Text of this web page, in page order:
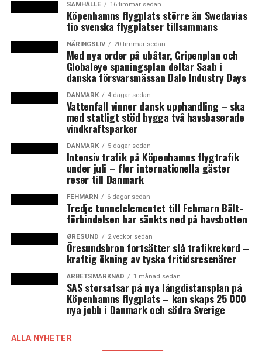
SAMHÄLLE 16 timmar sedan
Köpenhamns flygplats större än Swedavias
tio svenska flygplatser tillsammans
NÄRINGSLIV 20 timmar sedan
Med nya order på ubåtar, Gripenplan och
Globaleye spaningsplan deltar Saab i
danska försvarsmässan Dalo Industry Days
DANMARK 4 dagar sedan
Vattenfall vinner dansk upphandling – ska
med statligt stöd bygga två havsbaserade
vindkraftsparker
DANMARK 5 dagar sedan
Intensiv trafik på Köpenhamns flygtrafik
under juli – fler internationella gäster
reser till Danmark
FEHMARN 6 dagar sedan
Tredje tunnelelementet till Fehmarn Bält-
förbindelsen har sänkts ned på havsbotten
ØRESUND 2 veckor sedan
Öresundsbron fortsätter slå trafikrekord –
kraftig ökning av tyska fritidsresenärer
ARBETSMARKNAD 1 månad sedan
SAS storsatsar på nya långdistansplan på
Köpenhamns flygplats – kan skaps 25 000
nya jobb i Danmark och södra Sverige
ALLA NYHETER